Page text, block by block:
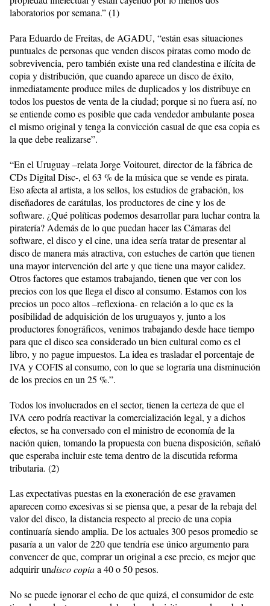
laboratorios por semana.” (1)
Para Eduardo de Freitas, de AGADU, “están esas situaciones
puntuales de personas que venden discos piratas como modo de
sobrevivencia, pero también existe una red clandestina e ilícita de
copia y distribución, que cuando aparece un disco de éxito,
inmediatamente produce miles de duplicados y los distribuye en
todos los puestos de venta de la ciudad; porque si no fuera así, no
se entiende como es posible que cada vendedor ambulante posea
el mismo original y tenga la convicción casual de que esa copia es
la que debe realizarse”.
“En el Uruguay –relata Jorge Voitouret, director de la fábrica de
CDs Digital Disc-, el 63 % de la música que se vende es pirata.
Eso afecta al artista, a los sellos, los estudios de grabación, los
diseñadores de carátulas, los productores de cine y los de
software. ¿Qué políticas podemos desarrollar para luchar contra la
piratería? Además de lo que puedan hacer las Cámaras del
software, el disco y el cine, una idea sería tratar de presentar al
disco de manera más atractiva, con estuches de cartón que tienen
una mayor intervención del arte y que tiene una mayor calidez.
Otros factores que estamos trabajando, tienen que ver con los
precios con los que llega el disco al consumo. Estamos con los
precios un poco altos –reflexiona- en relación a lo que es la
posibilidad de adquisición de los uruguayos y, junto a los
productores fonográficos, venimos trabajando desde hace tiempo
para que el disco sea considerado un bien cultural como es el
libro, y no pague impuestos. La idea es trasladar el porcentaje de
IVA y COFIS al consumo, con lo que se lograría una disminución
de los precios en un 25 %.”.
Todos los involucrados en el sector, tienen la certeza de que el
IVA cero podría reactivar la comercialización legal, y a dichos
efectos, se ha conversado con el ministro de economía de la
nación quien, tomando la propuesta con buena disposición, señaló
que esperaba incluir este tema dentro de la discutida reforma
tributaria. (2)
Las expectativas puestas en la exoneración de ese gravamen
aparecen como excesivas si se piensa que, a pesar de la rebaja del
valor del disco, la distancia respecto al precio de una copia
continuaría siendo amplia. De los actuales 300 pesos promedio se
pasaría a un valor de 220 que tendría ese único argumento para
convencer de que, comprar un original a ese precio, es mejor que
adquirir undisco copiaa 40 o 50 pesos.
No se puede ignorar el echo de que quizá, el consumidor de este